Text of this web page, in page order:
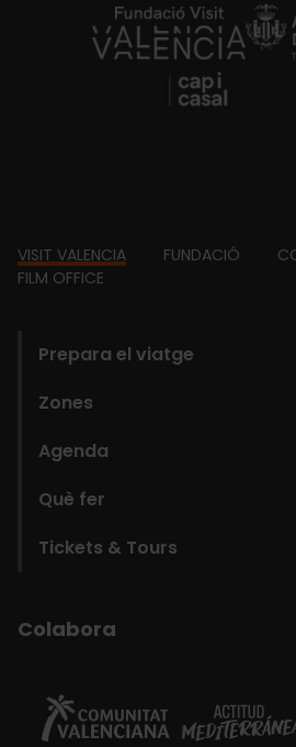
https://
Footer
VISIT VALENCIA FUNDACIÓ
FILM OFFICE
Prepara el viatge
Zones
Agenda
Què fer
Tickets & Tours
Colabora